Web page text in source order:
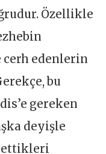
Özellikle
cerh edenlerin
bu
gereken
deyişle
ettikleri